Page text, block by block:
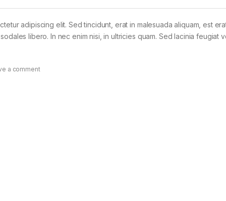
adipiscing elit. Sed tincidunt, erat in malesuada aliquam, est
libero. In nec enim nisi, in ultricies quam. Sed lacinia feugiat
a comment